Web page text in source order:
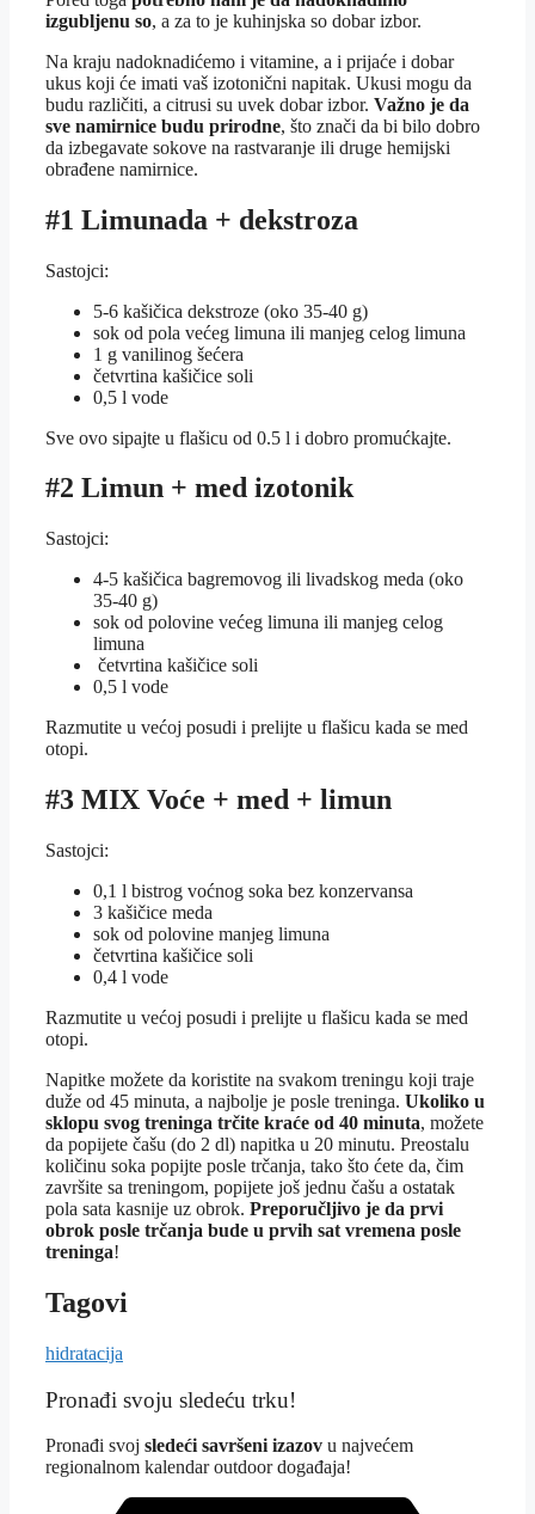
izgubljenu so, a za to je kuhinjska so dobar izbor.
Na kraju nadoknadićemo i vitamine, a i prijaće i dobar
ukus koji će imati vaš izotonični napitak. Ukusi mogu da
budu različiti, a citrusi su uvek dobar izbor. Važno je da
sve namirnice budu prirodne, što znači da bi bilo dobro
da izbegavate sokove na rastvaranje ili druge hemijski
obrađene namirnice.
#1 Limunada + dekstroza
Sastojci:
5-6 kašičica dekstroze (oko 35-40 g)
sok od pola većeg limuna ili manjeg celog limuna
1 g vanilinog šećera
četvrtina kašičice soli
0,5 l vode
Sve ovo sipajte u flašicu od 0.5 l i dobro promućkajte.
#2 Limun + med izotonik
Sastojci:
4-5 kašičica bagremovog ili livadskog meda (oko
35-40 g)
sok od polovine većeg limuna ili manjeg celog
limuna
četvrtina kašičice soli
0,5 l vode
Razmutite u većoj posudi i prelijte u flašicu kada se med
otopi.
#3 MIX Voće + med + limun
Sastojci:
0,1 l bistrog voćnog soka bez konzervansa
3 kašičice meda
sok od polovine manjeg limuna
četvrtina kašičice soli
0,4 l vode
Razmutite u većoj posudi i prelijte u flašicu kada se med
otopi.
Napitke možete da koristite na svakom treningu koji traje
duže od 45 minuta, a najbolje je posle treninga. Ukoliko u
sklopu svog treninga trčite kraće od 40 minuta, možete
da popijete čašu (do 2 dl) napitka u 20 minutu. Preostalu
količinu soka popijte posle trčanja, tako što ćete da, čim
završite sa treningom, popijete još jednu čašu a ostatak
pola sata kasnije uz obrok. Preporučljivo je da prvi
obrok posle trčanja bude u prvih sat vremena posle
treninga!
Tagovi
hidratacija
Pronađi svoju sledeću trku!
Pronađi svoj sledeći savršeni izazov u najvećem
regionalnom kalendar outdoor događaja!